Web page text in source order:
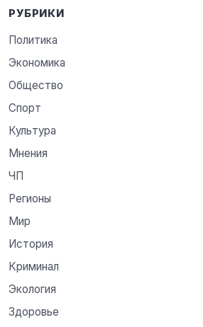
РУБРИКИ
Политика
Экономика
Общество
Спорт
Культура
Мнения
ЧП
Регионы
Мир
История
Криминал
Экология
Здоровье